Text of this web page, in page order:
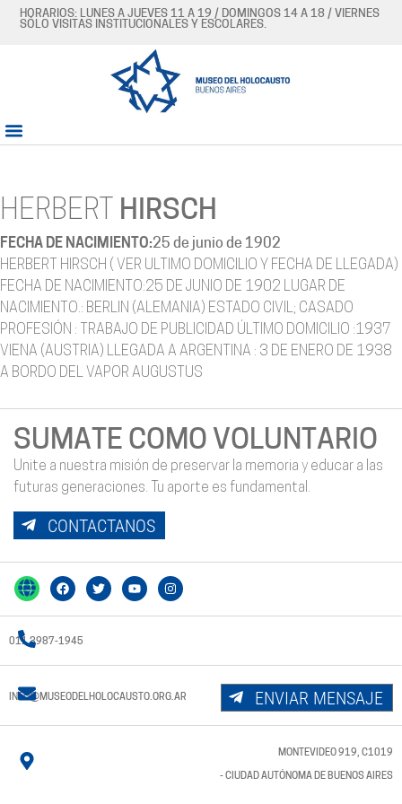
HORARIOS: LUNES A JUEVES 11 A 19 / DOMINGOS 14 A 18 / VIERNES
SÓLO VISITAS INSTITUCIONALES Y ESCOLARES.
HERBERT HIRSCH
FECHA DE NACIMIENTO:25 de junio de 1902
HERBERT HIRSCH ( VER ULTIMO DOMICILIO Y FECHA DE LLEGADA)
FECHA DE NACIMIENTO:25 DE JUNIO DE 1902 LUGAR DE
NACIMIENTO.: BERLIN (ALEMANIA) ESTADO CIVIL; CASADO
PROFESIÓN : TRABAJO DE PUBLICIDAD ÚLTIMO DOMICILIO :1937
VIENA (AUSTRIA) LLEGADA A ARGENTINA : 3 DE ENERO DE 1938
A BORDO DEL VAPOR AUGUSTUS
SUMATE COMO VOLUNTARIO
Unite a nuestra misión de preservar la memoria y educar a las
futuras generaciones. Tu aporte es fundamental.
CONTACTANOS
011 3987-1945
INFO@MUSEODELHOLOCAUSTO.ORG.AR ENVIAR MENSAJE
MONTEVIDEO 919, C1019
- CIUDAD AUTÓNOMA DE BUENOS AIRES